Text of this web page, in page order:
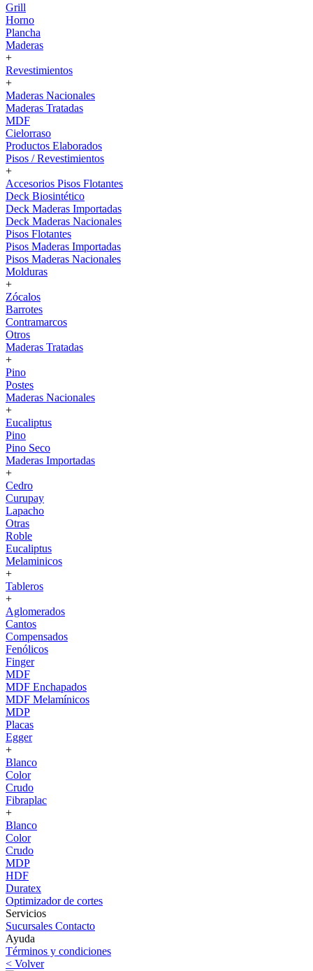
Grill
Horno
Plancha
Maderas
+
Revestimientos
+
Maderas Nacionales
Maderas Tratadas
MDF
Cielorraso
Productos Elaborados
Pisos / Revestimientos
+
Accesorios Pisos Flotantes
Deck Biosintético
Deck Maderas Importadas
Deck Maderas Nacionales
Pisos Flotantes
Pisos Maderas Importadas
Pisos Maderas Nacionales
Molduras
+
Zócalos
Barrotes
Contramarcos
Otros
Maderas Tratadas
+
Pino
Postes
Maderas Nacionales
+
Eucaliptus
Pino
Pino Seco
Maderas Importadas
+
Cedro
Curupay
Lapacho
Otras
Roble
Eucaliptus
Melaminicos
+
Tableros
+
Aglomerados
Cantos
Compensados
Fenólicos
Finger
MDF
MDF Enchapados
MDF Melamínicos
MDP
Placas
Egger
+
Blanco
Color
Crudo
Fibraplac
+
Blanco
Color
Crudo
MDP
HDF
Duratex
Optimizador de cortes
Servicios
Sucursales Contacto
Ayuda
Términos y condiciones
< Volver